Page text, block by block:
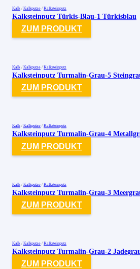
Kalk / Kalkputze / Kalksteinputz
Kalksteinputz Türkis-Blau-1 Türkisblau
ZUM PRODUKT
Kalk / Kalkputze / Kalksteinputz
Kalksteinputz Turmalin-Grau-5
ZUM PRODUKT
Kalk / Kalkputze / Kalksteinputz
Kalksteinputz Turmalin-Grau-4
ZUM PRODUKT
Kalk / Kalkputze / Kalksteinputz
Kalksteinputz Turmalin-Grau-3
ZUM PRODUKT
Kalk / Kalkputze / Kalksteinputz
Kalksteinputz Turmalin-Grau-2
ZUM PRODUKT